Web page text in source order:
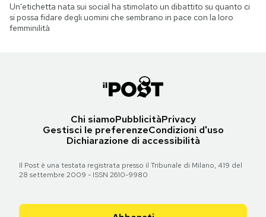
Un'etichetta nata sui social ha stimolato un dibattito su quanto ci
si possa fidare degli uomini che sembrano in pace con la loro
femminilità
Chi siamoPubblicitàPrivacy
Gestisci le preferenzeCondizioni d'uso
Dichiarazione di accessibilità
Il Post è una testata registrata presso il Tribunale di Milano, 419 del
28 settembre 2009 - ISSN 2610-9980